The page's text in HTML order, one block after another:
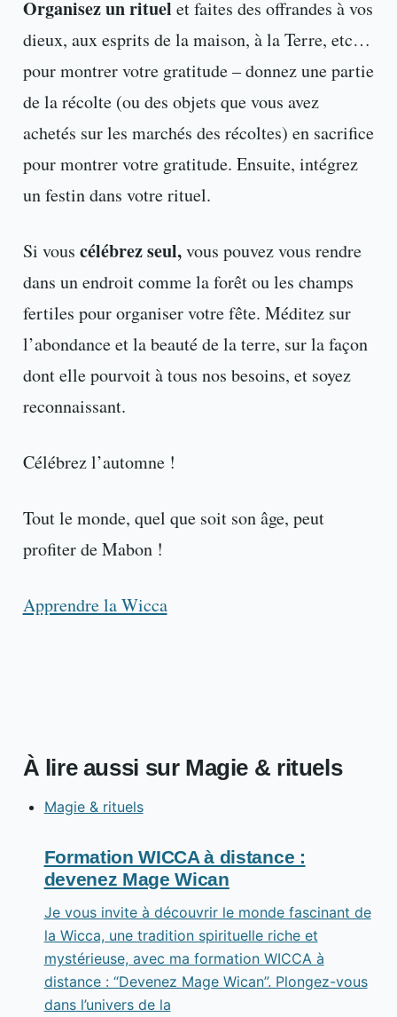
Organisez un rituel et faites des offrandes à vos
dieux, aux esprits de la maison, à la Terre, etc…
pour montrer votre gratitude – donnez une partie
de la récolte (ou des objets que vous avez
achetés sur les marchés des récoltes) en sacrifice
pour montrer votre gratitude. Ensuite, intégrez
un festin dans votre rituel.
Si vous célébrez seul,vous pouvez vous rendre
dans un endroit comme la forêt ou les champs
fertiles pour organiser votre fête. Méditez sur
l’abondance et la beauté de la terre, sur la façon
dont elle pourvoit à tous nos besoins, et soyez
reconnaissant.
Célébrez l’automne !
Tout le monde, quel que soit son âge, peut
profiter de Mabon !
Apprendre la Wicca
À lire aussi sur Magie & rituels
Magie & rituels
Formation WICCA à distance :
devenez Mage Wican
Je vous invite à découvrir le monde fascinant de
la Wicca, une tradition spirituelle riche et
mystérieuse, avec ma formation WICCA à
distance : “Devenez Mage Wican”. Plongez-vous
dans l’univers de la